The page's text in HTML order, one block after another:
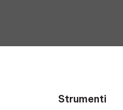
Strumenti